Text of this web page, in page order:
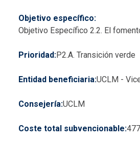
Objetivo específico
Objetivo Específico 2.2. El
Prioridad P2.A. Transición verde
Entidad beneficiaria UCLM -
Consejería UCLM
Coste total subvencionable